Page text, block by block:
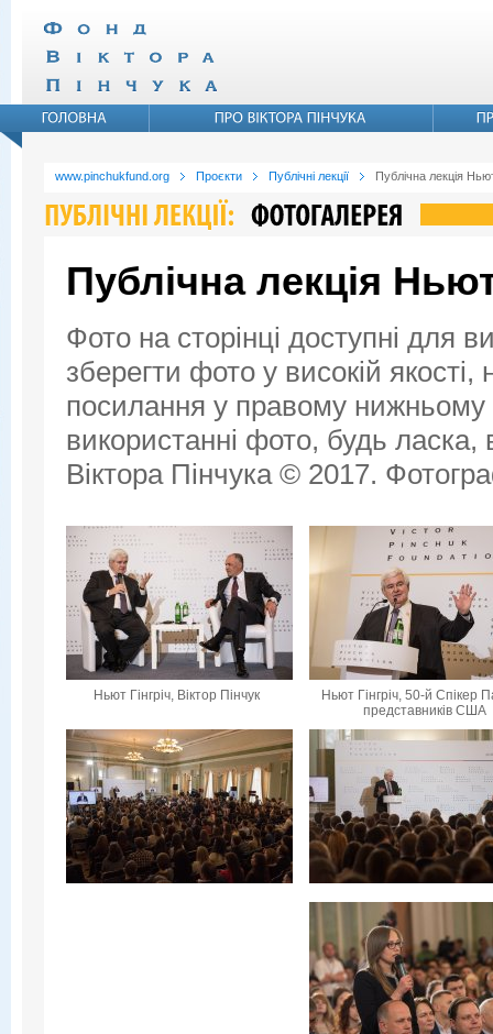
www.pinchukfund.org Проєкти Публічні лекції Публічна лекція
Публічна лекція
Фото на сторінці доступні для
зберегти фото у високій
посилання у правому нижньому
використанні фото, будь
Віктора Пінчука © 2017.
Ньют Гінгріч, Віктор Пінчук
Ньют Гінгріч, 50-й Спікер
представників США